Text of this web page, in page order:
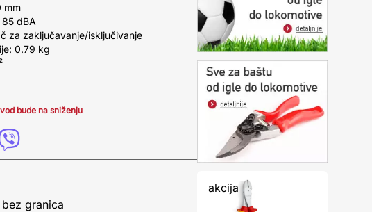
mm
dBA
za zaključavanje/isključivanje
0.79 kg
bude na sniženju
granica
akcija